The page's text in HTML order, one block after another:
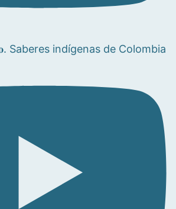
Saberes indígenas de Colombia